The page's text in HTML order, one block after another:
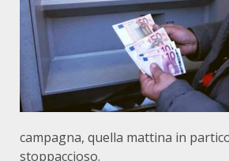
campagna, quella mattina in
stoppaccioso.